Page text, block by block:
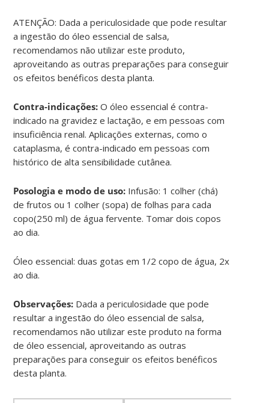
ATENÇÃO: Dada a periculosidade que pode resultar
a ingestão do óleo essencial de salsa,
recomendamos não utilizar este produto,
aproveitando as outras preparações para conseguir
os efeitos benéficos desta planta.
Contra-indicações:O óleo essencial é contra-
indicado na gravidez e lactação, e em pessoas com
insuficiência renal. Aplicações externas, como o
cataplasma, é contra-indicado em pessoas com
histórico de alta sensibilidade cutânea.
Posologia e modo de uso: Infusão: 1 colher (chá)
de frutos ou 1 colher (sopa) de folhas para cada
copo(250 ml) de água fervente. Tomar dois copos
ao dia.
Óleo essencial: duas gotas em 1/2 copo de água, 2x
ao dia.
Observações: Dada a periculosidade que pode
resultar a ingestão do óleo essencial de salsa,
recomendamos não utilizar este produto na forma
de óleo essencial, aproveitando as outras
preparações para conseguir os efeitos benéficos
desta planta.